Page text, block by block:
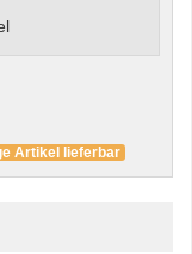
Artikel lieferbar